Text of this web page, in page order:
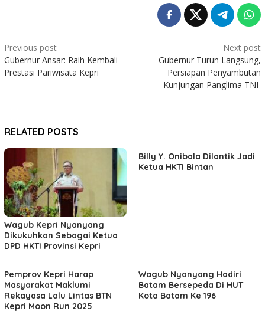
Post
navigation
Previous post
Gubernur Ansar: Raih Kembali
Prestasi Pariwisata Kepri
Next post
Gubernur Turun Langsung,
Persiapan Penyambutan
Kunjungan Panglima TNI
RELATED POSTS
Wagub Kepri Nyanyang
Dikukuhkan Sebagai Ketua
DPD HKTI Provinsi Kepri
Billy Y. Onibala Dilantik Jadi
Ketua HKTI Bintan
Pemprov Kepri Harap
Masyarakat Maklumi
Rekayasa Lalu Lintas BTN
Kepri Moon Run 2025
Wagub Nyanyang Hadiri
Batam Bersepeda Di HUT
Kota Batam Ke 196